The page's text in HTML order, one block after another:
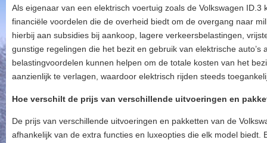
Als eigenaar van een elektrisch voertuig zoals de Volkswagen ID.3
financiële voordelen die de overheid biedt om de overgang naar
hierbij aan subsidies bij aankoop, lagere verkeersbelastingen,
gunstige regelingen die het bezit en gebruik van elektrische
belastingvoordelen kunnen helpen om de totale kosten van het
aanzienlijk te verlagen, waardoor elektrisch rijden steeds
Hoe verschilt de prijs van verschillende uitvoeringen en
De prijs van verschillende uitvoeringen en pakketten van de
afhankelijk van de extra functies en luxeopties die elk model biedt.